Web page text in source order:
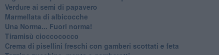
Verdure ai semi di papavero
Marmellata di albicocche
Una Norma... Fuori norma!
Tiramisù cioccococco
Crema di pisellini freschi con gamberi scottati e feta